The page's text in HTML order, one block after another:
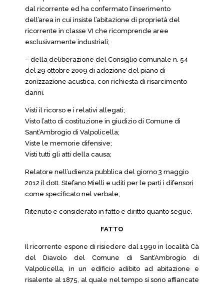
dal ricorrente ed ha confermato l’inserimento
dell’area in cui insiste l’abitazione di proprietà del
ricorrente in classe VI che ricomprende aree
esclusivamente industriali;
– della deliberazione del Consiglio comunale n. 54
del 29 ottobre 2009 di adozione del piano di
zonizzazione acustica, con richiesta di risarcimento
danni.
Visti il ricorso e i relativi allegati;
Visto l’atto di costituzione in giudizio di Comune di
Sant’Ambrogio di Valpolicella;
Viste le memorie difensive;
Visti tutti gli atti della causa;
Relatore nell’udienza pubblica del giorno 3 maggio
2012 il dott. Stefano Mielli e uditi per le parti i difensori
come specificato nel verbale;
Ritenuto e considerato in fatto e diritto quanto segue.
FATTO
Il ricorrente espone di risiedere dal 1990 in località Cà
del Diavolo del Comune di Sant’Ambrogio di
Valpolicella, in un edificio adibito ad abitazione e
risalente al 1875, al quale nel tempo si sono affiancate